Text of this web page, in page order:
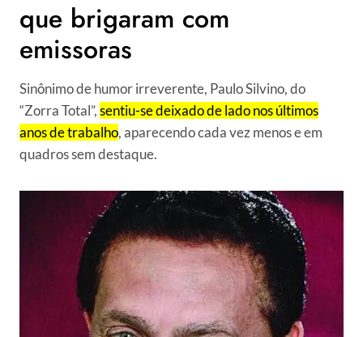
que brigaram com
emissoras
Sinônimo de humor irreverente, Paulo Silvino, do
“Zorra Total”,sentiu-se deixado de lado nos últimos
anos de trabalho, aparecendo cada vez menos e em
quadros sem destaque.